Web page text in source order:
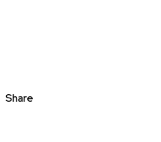
Share